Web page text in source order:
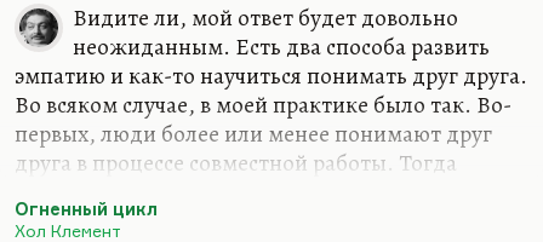
Видите ли, мой ответ будет довольно
неожиданным. Есть два способа развить
эмпатию и как-то научиться понимать друг друга.
Во всяком случае, в моей практике было так. Во-
первых, люди более или менее понимают друг
друга в процессе совместной работы. Тогда
и даже любовь, повторяя классическую формулу
Огненный цикл
Хол Клемент